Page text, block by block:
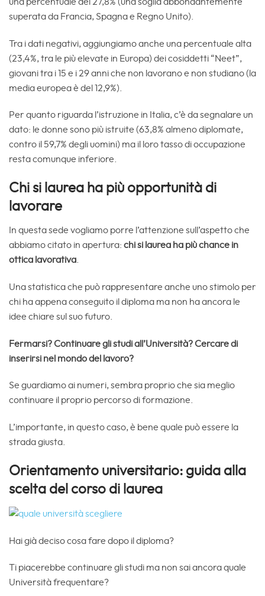
superata da Francia, Spagna e Regno Unito).
Tra i dati negativi, aggiungiamo anche una percentuale alta
(23,4%, tra le più elevate in Europa) dei cosiddetti “Neet”,
giovani tra i 15 e i 29 anni che non lavorano e non studiano (la
media europea è del 12,9%).
Per quanto riguarda l’istruzione in Italia, c’è da segnalare un
dato: le donne sono più istruite (63,8% almeno diplomate,
contro il 59,7% degli uomini) ma il loro tasso di occupazione
resta comunque inferiore.
Chi si laurea ha più opportunità di
lavorare
In questa sede vogliamo porre l’attenzione sull’aspetto che
abbiamo citato in apertura: chi si laurea ha più chance in
ottica lavorativa
Una statistica che può rappresentare anche uno stimolo per
chi ha appena conseguito il diploma ma non ha ancora le
idee chiare sul suo futuro.
Fermarsi? Continuare gli studi all’Università? Cercare di
inserirsi nel mondo del lavoro?
Se guardiamo ai numeri, sembra proprio che sia meglio
continuare il proprio percorso di formazione.
L’importante, in questo caso, è bene quale può essere la
strada giusta.
Orientamento universitario: guida alla
scelta del corso di laurea
Hai già deciso cosa fare dopo il diploma?
Ti piacerebbe continuare gli studi ma non sai ancora quale
Università frequentare?